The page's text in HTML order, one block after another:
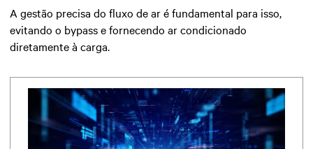
A gestão precisa do fluxo de ar é fundamental para isso,
evitando o bypass e fornecendo ar condicionado
diretamente à carga.